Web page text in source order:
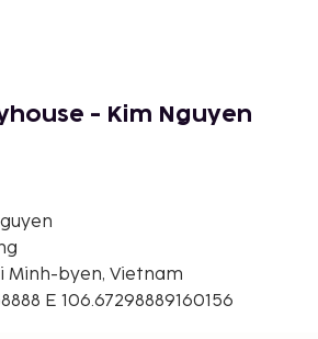
- Kim Nguyen
Minh-byen, Vietnam
E 106.67298889160156